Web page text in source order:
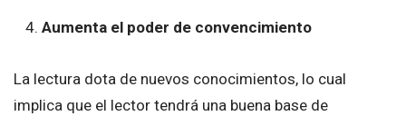
Aumenta el poder de convencimiento
La lectura dota de nuevos conocimientos, lo cual
implica que el lector tendrá una buena base de